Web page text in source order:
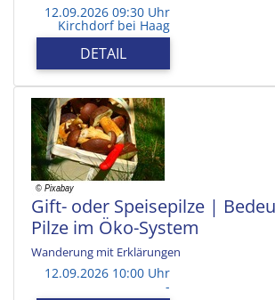
12.09.2026 09:30 Uhr
Kirchdorf bei Haag
DETAIL
Gift- oder Speisepilze |
Pilze im Öko-System
Wanderung mit Erklärungen
12.09.2026 10:00 Uhr
-